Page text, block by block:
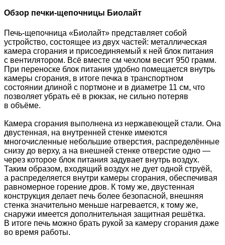
Обзор печки-щепочницы Биолайт
Печь-щепочница «Биолайт» представляет собой
устройство, состоящее из двух частей: металлическая
камера сгорания и присоединяемый к ней блок питания
с вентилятором. Всё вместе см чехлом весит 950 грамм.
При переноске блок питания удобно помещается внутрь
камеры сгорания, в итоге печка в транспортном
состоянии длиной с портмоне и в диаметре 11 см, что
позволяет убрать её в рюкзак, не сильно потеряв
в объёме.
Камера сгорания выполнена из нержавеющей стали. Она
двустенная, на внутренней стенке имеются
многочисленные небольшие отверстия, распределённые
снизу до верху, а на внешней стенке отверстие одно —
через которое блок питания задувает внутрь воздух.
Таким образом, входящий воздух не дует одной струёй,
а распределяется внутри камеры сгорания, обеспечивая
равномерное горение дров. К тому же, двустенная
конструкция делает печь более безопасной, внешняя
стенка значительно меньше нагревается, к тому же,
снаружи имеется дополнительная защитная решётка.
В итоге печь можно брать рукой за камеру сгорания даже
во время работы.